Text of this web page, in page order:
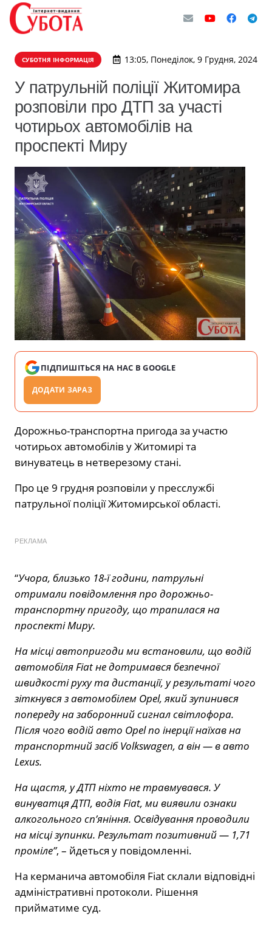
СУБОТНЯ ІНФОРМАЦІЯ 13:05, Понеділок, 9 Грудня, 2024
У патрульній поліції Житомира
розповіли про ДТП за участі
чотирьох автомобілів на
проспекті Миру
ПІДПИШІТЬСЯ НА НАС В GOOGLE
ДОДАТИ ЗАРАЗ
Дорожньо-транспортна пригода за участю
чотирьох автомобілів у Житомирі та
винуватець в нетверезому стані.
Про це 9 грудня розповіли у пресслужбі
патрульної поліції Житомирської області.
РЕКЛАМА
“Учора, близько 18-ї години, патрульні
отримали повідомлення про дорожньо-
транспортну пригоду, що трапилася на
проспекті Миру.
На місці автопригоди ми встановили, що водій
автомобіля Fiat не дотримався безпечної
швидкості руху та дистанції, у результаті чого
зіткнувся з автомобілем Opel, який зупинився
попереду на заборонний сигнал світлофора.
Після чого водій авто Opel по інерції наїхав на
транспортний засіб Volkswagen, а він — в авто
Lexus.
На щастя, у ДТП ніхто не травмувався. У
винуватця ДТП, водія Fiat, ми виявили ознаки
алкогольного сп’яніння. Освідування проводили
на місці зупинки. Результат позитивний — 1,71
проміле”, – йдеться у повідомленні.
На керманича автомобіля Fiat склали відповідні
адміністративні протоколи. Рішення
прийматиме суд.